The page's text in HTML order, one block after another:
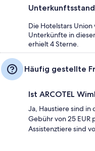
Die Hotelstars
Unterkünfte in
erhielt 4 Sterne.
Häufig gestellte
Ist ARCOTEL
Ja, Haustiere sind
Gebühr von 25 EUR
Assistenztiere sind